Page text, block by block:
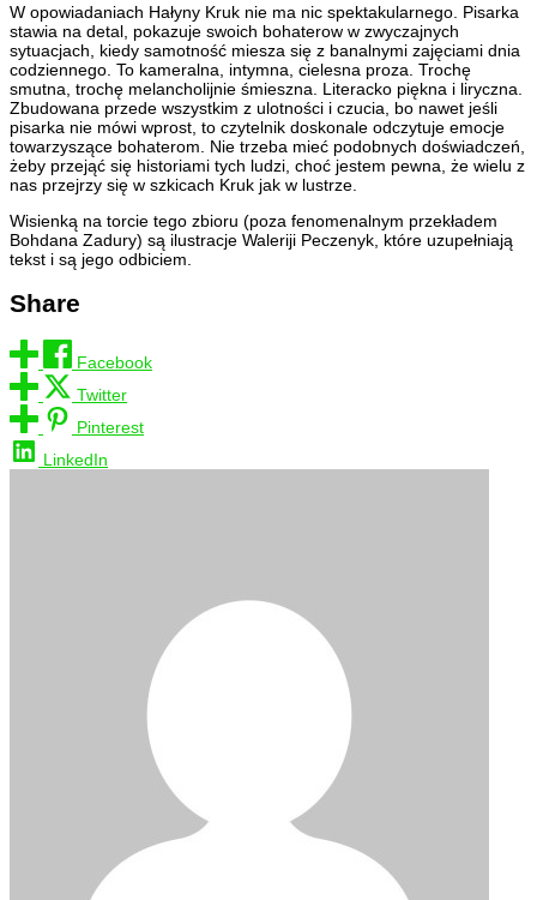
W opowiadaniach Hałyny Kruk nie ma nic spektakularnego. Pisarka
stawia na detal, pokazuje swoich bohaterow w zwyczajnych
sytuacjach, kiedy samotność miesza się z banalnymi zajęciami dnia
codziennego. To kameralna, intymna, cielesna proza. Trochę
smutna, trochę melancholijnie śmieszna. Literacko piękna i liryczna.
Zbudowana przede wszystkim z ulotności i czucia, bo nawet jeśli
pisarka nie mówi wprost, to czytelnik doskonale odczytuje emocje
towarzyszące bohaterom. Nie trzeba mieć podobnych doświadczeń,
żeby przejąć się historiami tych ludzi, choć jestem pewna, że wielu z
nas przejrzy się w szkicach Kruk jak w lustrze.
Wisienką na torcie tego zbioru (poza fenomenalnym przekładem
Bohdana Zadury) są ilustracje Waleriji Peczenyk, które uzupełniają
tekst i są jego odbiciem.
Share
Facebook
Twitter
Pinterest
LinkedIn